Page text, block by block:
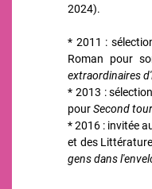
2024).
* 2011 :
Roman pour
extraordinaires
* 2013 :
pourSecond
* 2016 : invitée
et des
gens dans